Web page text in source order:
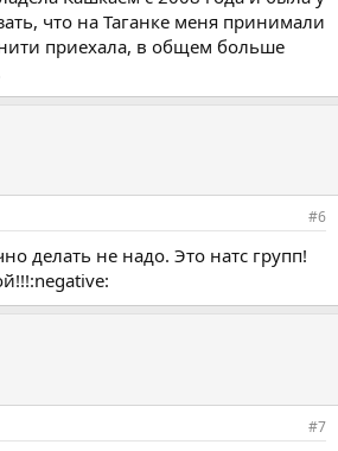
что на Таганке меня принимали
приехала, в общем больше
#6
делать не надо. Это натс групп!
#7